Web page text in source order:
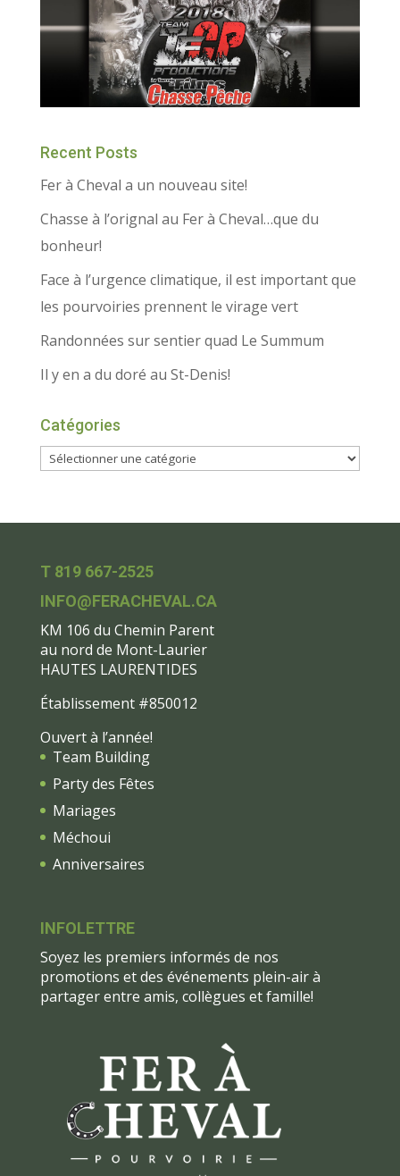
Recent Posts
Fer à Cheval a un nouveau site!
Chasse à l’orignal au Fer à Cheval…que du
bonheur!
Face à l’urgence climatique, il est important que
les pourvoiries prennent le virage vert
Randonnées sur sentier quad Le Summum
Il y en a du doré au St-Denis!
Catégories
T 819 667-2525
INFO@FERACHEVAL.CA
KM 106 du Chemin Parent
au nord de Mont-Laurier
HAUTES LAURENTIDES
Établissement #850012
Ouvert à l’année!
Team Building
Party des Fêtes
Mariages
Méchoui
Anniversaires
INFOLETTRE
Soyez les premiers informés de nos
promotions et des événements plein-air à
partager entre amis, collègues et famille!